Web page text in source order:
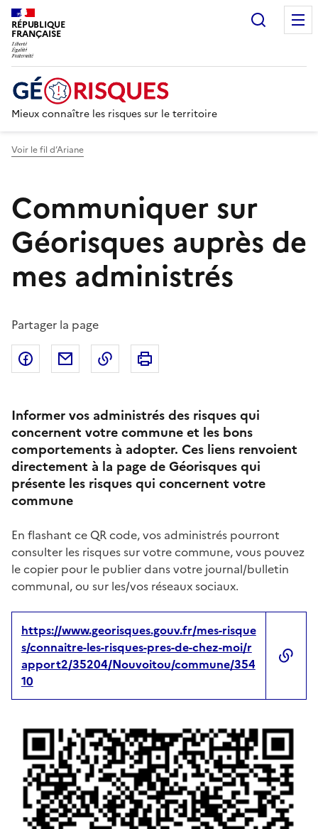
RÉPUBLIQUE
FRANÇAISE
Mieux connaître les risques sur le territoire
Voir le fil d’Ariane
Communiquer sur
Géorisques auprès de
mes administrés
Partager la page
Partager sur Facebook
Partager par emailCopier dans le presse-papier
Informer vos administrés des risques qui
concernent votre commune et les bons
comportements à adopter. Ces liens renvoient
directement à la page de Géorisques qui
présente les risques qui concernent votre
commune
En flashant ce QR code, vos administrés pourront
consulter les risques sur votre commune, vous pouvez
le copier pour le publier dans votre journal/bulletin
communal, ou sur les/vos réseaux sociaux.
https://www.georisques.gouv.fr/mes-risque
s/connaitre-les-risques-pres-de-chez-moi/r
apport2/35204/Nouvoitou/commune/354
10